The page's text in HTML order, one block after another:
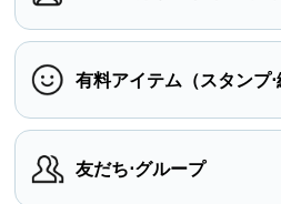
有料アイテム（スタンプ⋅
友だち⋅グループ